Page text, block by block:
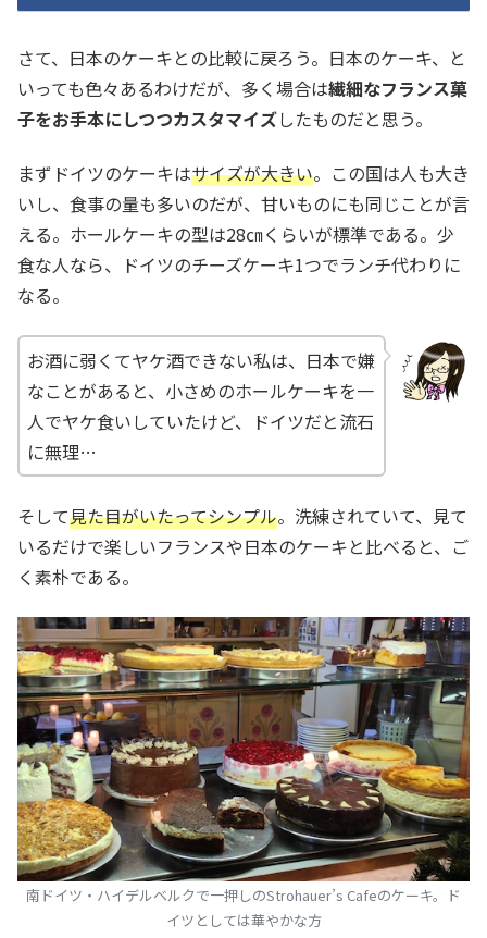
さて、日本のケーキとの比較に戻ろう。日本のケーキ、と
いっても色々あるわけだが、多く場合は繊細なフランス菓
子をお手本にしつつカスタマイズしたものだと思う。
まずドイツのケーキはサイズが大きい。この国は人も大き
いし、食事の量も多いのだが、甘いものにも同じことが言
える。ホールケーキの型は28㎝くらいが標準である。少
食な人なら、ドイツのチーズケーキ1つでランチ代わりに
なる。
お酒に弱くてヤケ酒できない私は、日本で嫌
なことがあると、小さめのホールケーキを一
人でヤケ食いしていたけど、ドイツだと流石
に無理…
そして見た目がいたってシンプル。洗練されていて、見て
いるだけで楽しいフランスや日本のケーキと比べると、ご
く素朴である。
南ドイツ・ハイデルベルクで一押しのStrohauer’s Cafeのケーキ。ド
イツとしては華やかな方